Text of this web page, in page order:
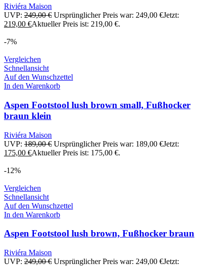
Riviéra Maison
UVP: 249,00€ Ursprünglicher Preis war: 249,00 €Jetzt:
219,00 €Aktueller Preis ist: 219,00 €.
-7%
Vergleichen
Schnellansicht
Auf den Wunschzettel
In den Warenkorb
Aspen Footstool lush brown small, Fußhocker
braun klein
Riviéra Maison
UVP: 189,00€ Ursprünglicher Preis war: 189,00 €Jetzt:
175,00 €Aktueller Preis ist: 175,00 €.
-12%
Vergleichen
Schnellansicht
Auf den Wunschzettel
In den Warenkorb
Aspen Footstool lush brown, Fußhocker braun
Riviéra Maison
UVP: 249,00€ Ursprünglicher Preis war: 249,00 €Jetzt: